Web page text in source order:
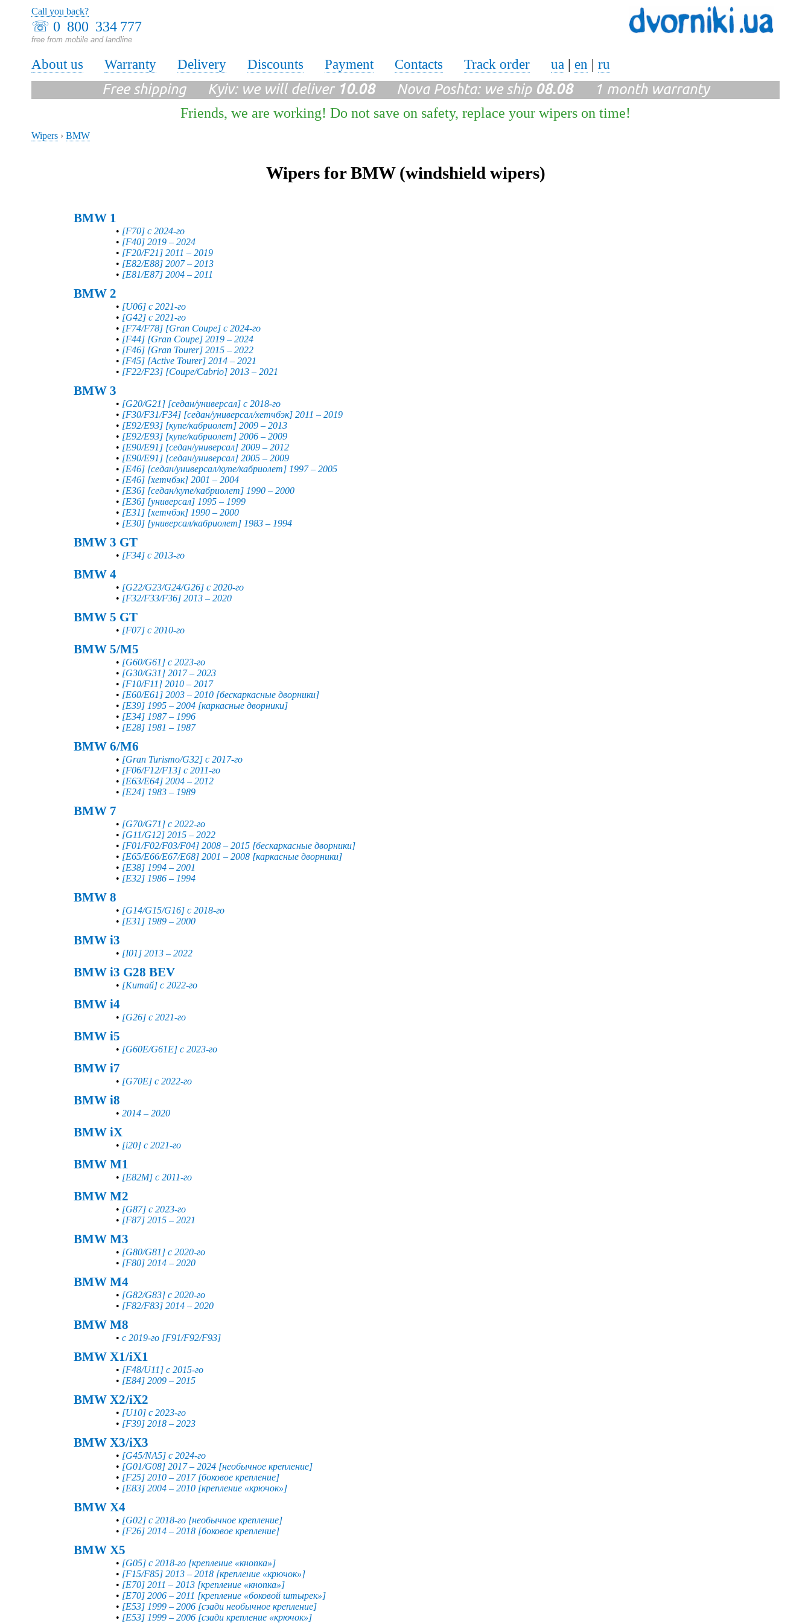
☏ 0 800 334 777
free from mobile and landline
Call you back?
About us Warranty Delivery Discounts Payment Contacts Track order ua | en | ru
Free shipping Kyiv: we will deliver 10.08Nova Poshta: we ship 08.081 month warranty
Friends, we are working! Do not save on safety, replace your wipers on time!
Wipers › BMW
Wipers for BMW (windshield wipers)
BMW 1
• [F70] с 2024-го
• [F40] 2019 – 2024
• [F20/F21] 2011 – 2019
• [E82/E88] 2007 – 2013
• [E81/E87] 2004 – 2011
BMW 2
• [U06] с 2021-го
• [G42] с 2021-го
• [F74/F78] [Gran Coupe] с 2024-го
• [F44] [Gran Coupe] 2019 – 2024
• [F46] [Gran Tourer] 2015 – 2022
• [F45] [Active Tourer] 2014 – 2021
• [F22/F23] [Coupe/Cabrio] 2013 – 2021
BMW 3
• [G20/G21] [седан/универсал] с 2018-го
• [F30/F31/F34] [седан/универсал/хетчбэк] 2011 – 2019
• [E92/E93] [купе/кабриолет] 2009 – 2013
• [E92/E93] [купе/кабриолет] 2006 – 2009
• [E90/E91] [седан/универсал] 2009 – 2012
• [E90/E91] [седан/универсал] 2005 – 2009
• [E46] [седан/универсал/купе/кабриолет] 1997 – 2005
• [E46] [хетчбэк] 2001 – 2004
• [E36] [седан/купе/кабриолет] 1990 – 2000
• [E36] [универсал] 1995 – 1999
• [E31] [хетчбэк] 1990 – 2000
• [E30] [универсал/кабриолет] 1983 – 1994
BMW 3 GT
• [F34] с 2013-го
BMW 4
• [G22/G23/G24/G26] с 2020-го
• [F32/F33/F36] 2013 – 2020
BMW 5 GT
• [F07] с 2010-го
BMW 5/M5
• [G60/G61] с 2023-го
• [G30/G31] 2017 – 2023
• [F10/F11] 2010 – 2017
• [E60/E61] 2003 – 2010 [бескаркасные дворники]
• [E39] 1995 – 2004 [каркасные дворники]
• [E34] 1987 – 1996
• [E28] 1981 – 1987
BMW 6/M6
• [Gran Turismo/G32] с 2017-го
• [F06/F12/F13] с 2011-го
• [E63/E64] 2004 – 2012
• [E24] 1983 – 1989
BMW 7
• [G70/G71] с 2022-го
• [G11/G12] 2015 – 2022
• [F01/F02/F03/F04] 2008 – 2015 [бескаркасные дворники]
• [E65/E66/E67/E68] 2001 – 2008 [каркасные дворники]
• [E38] 1994 – 2001
• [E32] 1986 – 1994
BMW 8
• [G14/G15/G16] с 2018-го
• [E31] 1989 – 2000
BMW i3
• [I01] 2013 – 2022
BMW i3 G28 BEV
• [Китай] с 2022-го
BMW i4
• [G26] с 2021-го
BMW i5
• [G60E/G61E] с 2023-го
BMW i7
• [G70E] с 2022-го
BMW i8
• 2014 – 2020
BMW iX
• [i20] с 2021-го
BMW M1
• [E82M] с 2011-го
BMW M2
• [G87] с 2023-го
• [F87] 2015 – 2021
BMW M3
• [G80/G81] с 2020-го
• [F80] 2014 – 2020
BMW M4
• [G82/G83] с 2020-го
• [F82/F83] 2014 – 2020
BMW M8
• с 2019-го [F91/F92/F93]
BMW X1/iX1
• [F48/U11] с 2015-го
• [E84] 2009 – 2015
BMW X2/iX2
• [U10] с 2023-го
• [F39] 2018 – 2023
BMW X3/iX3
• [G45/NA5] с 2024-го
• [G01/G08] 2017 – 2024 [необычное крепление]
• [F25] 2010 – 2017 [боковое крепление]
• [E83] 2004 – 2010 [крепление «крючок»]
BMW X4
• [G02] с 2018-го [необычное крепление]
• [F26] 2014 – 2018 [боковое крепление]
BMW X5
• [G05] с 2018-го [крепление «кнопка»]
• [F15/F85] 2013 – 2018 [крепление «крючок»]
• [E70] 2011 – 2013 [крепление «кнопка»]
• [E70] 2006 – 2011 [крепление «боковой штырек»]
• [E53] 1999 – 2006 [сзади необычное крепление]
• [E53] 1999 – 2006 [сзади крепление «крючок»]